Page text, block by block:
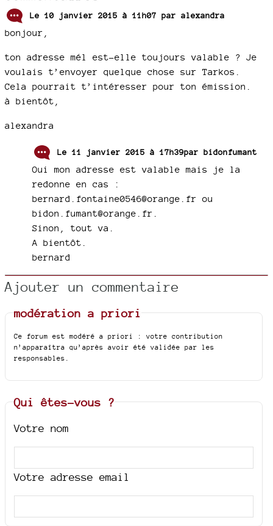
Le 10 janvier 2015 à 11h07 par alexandra
bonjour,
ton adresse mél est-elle toujours valable ? Je
voulais t’envoyer quelque chose sur Tarkos.
Cela pourrait t’intéresser pour ton émission.
à bientôt,
alexandra
Le 11 janvier 2015 à 17h39par bidonfumant
Oui mon adresse est valable mais je la
redonne en cas :
bernard.fontaine0546@orange.fr ou
bidon.fumant@orange.fr.
Sinon, tout va.
A bientôt.
bernard
Ajouter un commentaire
modération a priori
Ce forum est modéré a priori : votre contribution
n’apparaîtra qu’après avoir été validée par les
responsables.
Qui êtes-vous ?
Votre nom
Votre adresse email